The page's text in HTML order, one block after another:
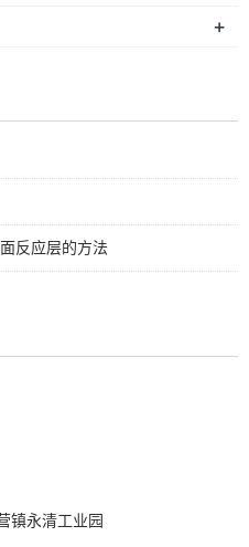
+
反应层的方法
镇永清工业园